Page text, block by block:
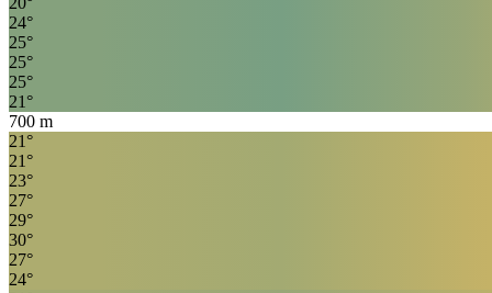
24°
25°
25°
25°
21 °
700 m
21 °
21 °
23°
27°
29°
30°
27°
24°